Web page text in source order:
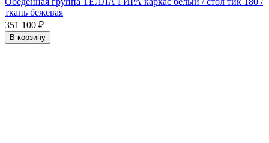
ткань бежевая
351 100 ₽
В корзину